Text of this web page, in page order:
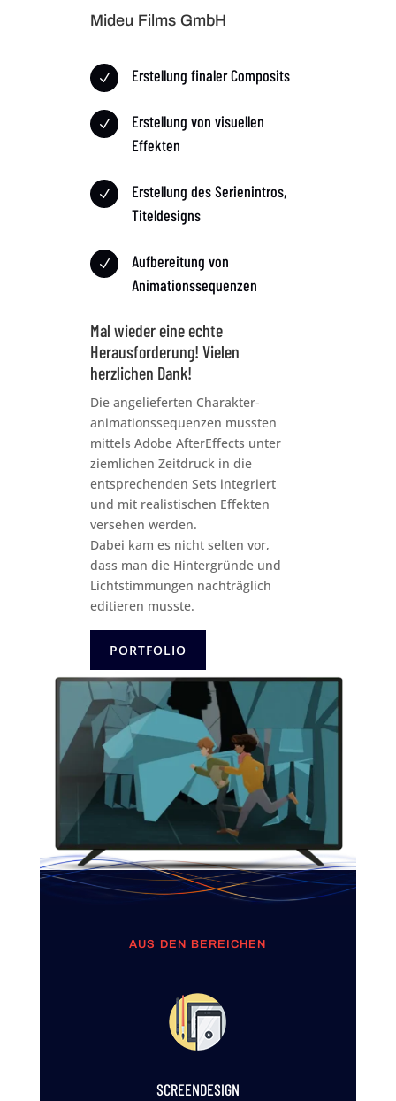
Mideu Films GmbH
N Erstellung finaler Composits
N
Erstellung von visuellen
Effekten
N
Erstellung des Serienintros,
Titeldesigns
N
Aufbereitung von
Animationssequenzen
Mal wieder eine echte
Herausforderung! Vielen
herzlichen Dank!
Die angelieferten Charakter­
animations­sequenzen mussten
mittels Adobe AfterEffects unter
ziemlichen Zeitdruck in die
entsprechenden Sets integriert
und mit realistischen Effekten
versehen werden.
Dabei kam es nicht selten vor,
dass man die Hintergründe und
Lichtstimmungen nachträglich
editieren musste.
PORTFOLIO
AUS DEN BEREICHEN
SCREENDESIGN